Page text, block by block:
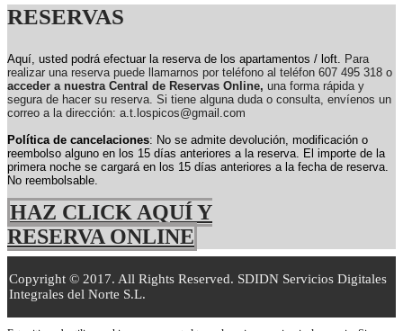
RESERVAS
Aquí, usted podrá efectuar la reserva de los apartamentos / loft.
Para
realizar una reserva puede llamarnos por teléfono al teléfon 607 495 318 o
acceder a nuestra Central de Reservas Online, una forma rápida y
segura de hacer su reserva. Si tiene alguna duda o consulta, envíenos un
correo a la dirección: a.t.lospicos@gmail.com
Política de cancelaciones: No se admite devolución, modificación o
reembolso alguno en los 15 días anteriores a la reserva.
El importe de la
primera noche se cargará en los 15 días anteriores a la fecha de reserva.
No reembolsable.
HAZ CLICK AQUÍ Y
RESERVA ONLINE
Copyright © 2017. All Rights Reserved. SDIDN Servicios Digitales
Integrales del Norte S.L.